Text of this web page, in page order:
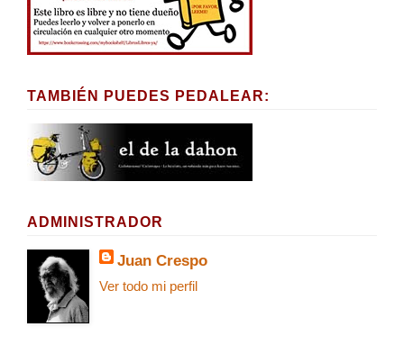
TAMBIÉN PUEDES PEDALEAR:
ADMINISTRADOR
Juan Crespo
Ver todo mi perfil